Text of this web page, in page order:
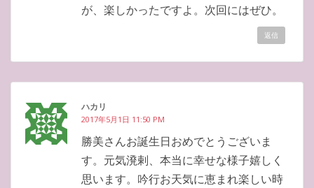
が、楽しかったですよ。次回にはぜひ。
返信
ハカリ
2017年5月1日 11:50 PM
勝美さんお誕生日おめでとうございま
す。元気溌剌、本当に幸せな様子嬉しく
思います。吟行お天気に恵まれ楽しい時